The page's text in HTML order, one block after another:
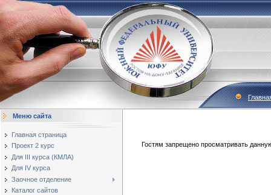
Меню сайта
Главная страница
Проект 2 курс
Для III курса (КМЛА)
Для IV курса
Заочное отделение
Каталог сайтов
Гостям запрещено просматривать